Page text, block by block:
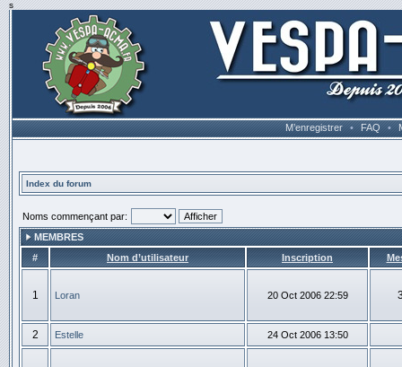
s
M’enregistrer • FAQ •
Index du forum
Noms commençant par:
MEMBRES
#
Nom d’utilisateur Inscription
1 Loran 20 Oct 2006 22:59
2 Estelle 24 Oct 2006 13:50